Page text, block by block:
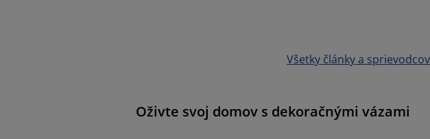
Všetky články a
Oživte svoj domov s dekoračnými vázami